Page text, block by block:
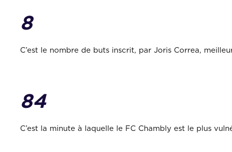
8
C’est le nombre de buts inscrit, par Joris Correa,
84
C’est la minute à laquelle le FC Chambly est le plus